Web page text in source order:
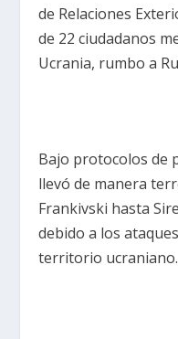
de Relaciones
de 22 ciudadanos
Ucrania, rumbo a
Bajo protocolos de
llevó de manera
Frankivski hasta
debido a los
territorio ucraniano.